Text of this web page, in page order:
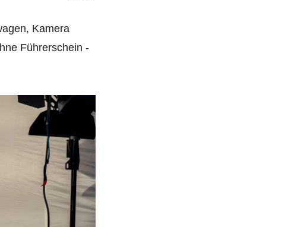
Kamera
Führerschein -